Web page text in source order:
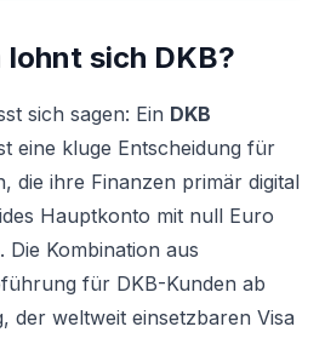
lohnt sich DKB?
sich sagen: Ein DKB
eine kluge Entscheidung für
die ihre Finanzen primär digital
Hauptkonto mit null Euro
Kombination aus
für DKB-Kunden ab
der weltweit einsetzbaren Visa